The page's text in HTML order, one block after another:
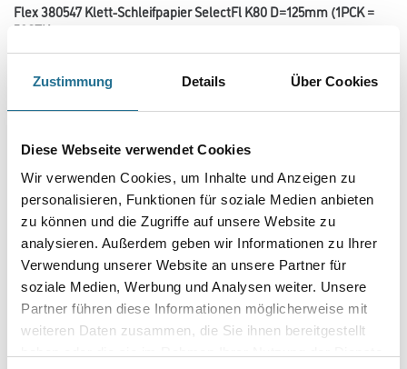
Zustimmung Details Über Cookies
Diese Webseite verwendet Cookies
Wir verwenden Cookies, um Inhalte und Anzeigen zu
personalisieren, Funktionen für soziale Medien anbieten
zu können und die Zugriffe auf unsere Website zu
analysieren. Außerdem geben wir Informationen zu Ihrer
Verwendung unserer Website an unsere Partner für
soziale Medien, Werbung und Analysen weiter. Unsere
Partner führen diese Informationen möglicherweise mit
weiteren Daten zusammen, die Sie ihnen bereitgestellt
Flex 380547 Klett-Schleifpapier SelectFl K80 D=125mm (1PCK =
50STK)
Art-Nr.:4021-000543
Ideal geeignet zum Sanieren, Renovieren und Modernisieren, speziell für
Körnung
Umrechnungsfaktoren